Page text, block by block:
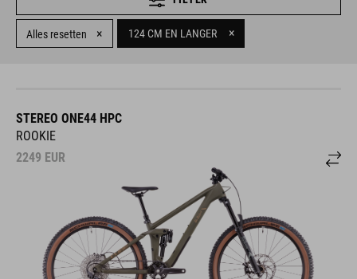
STEREO ONE44 HPC
ROOKIE
2249 EUR